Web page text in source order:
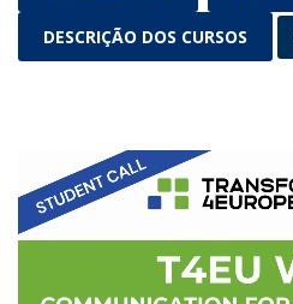
DESCRIÇÃO DOS CURSOS